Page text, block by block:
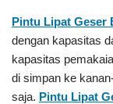
Pintu Lipat Geser
dengan kapasitas
kapasitas
di simpan ke
saja. Pintu Lipat